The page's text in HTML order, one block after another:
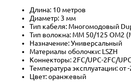
Длина: 10 метров
Диаметр: 3 мм
Тип кабеля: Многомодовый
Тип волокна: MM 50/125 OM2
Назначение: Универсальный
Материалы оболочки: LSZH
Коннекторы: 2FC/UPC-2FC/UPC
Температура эксплуатации: от
Цвет: оранжевый